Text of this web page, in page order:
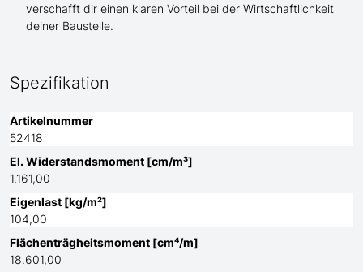
verschafft dir einen klaren Vorteil bei der Wirtschaftlichkeit
deiner Baustelle.
Spezifikation
Artikelnummer
52418
El. Widerstandsmoment [cm/m³]
1.161,00
Eigenlast [kg/m²]
104,00
Flächenträgheitsmoment [cm⁴/m]
18.601,00